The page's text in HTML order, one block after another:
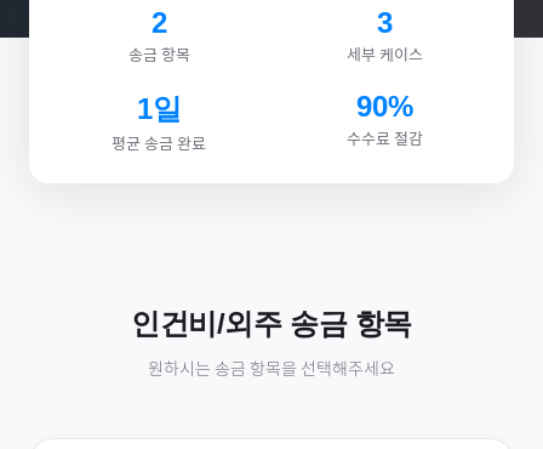
2
송금 항목
3
세부 케이스
1일
평균 송금 완료
90%
수수료 절감
인건비/외주송금 항목
원하시는 송금 항목을 선택해주세요